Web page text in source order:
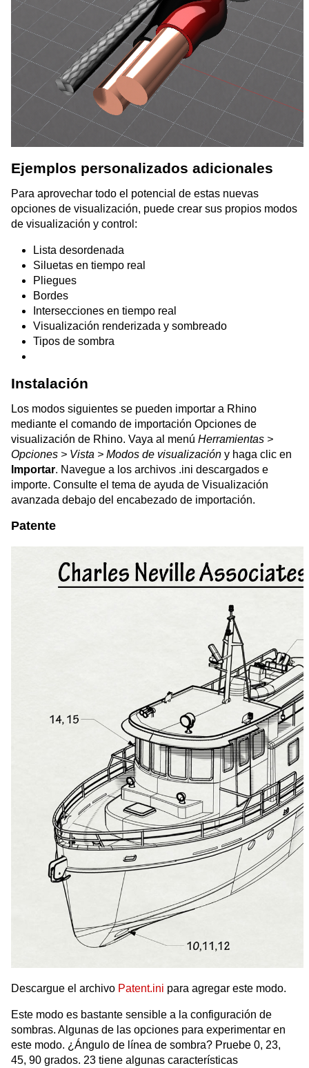
Ejemplos personalizados adicionales
Para aprovechar todo el potencial de estas nuevas
opciones de visualización, puede crear sus propios modos
de visualización y control:
Lista desordenada
Siluetas en tiempo real
Pliegues
Bordes
Intersecciones en tiempo real
Visualización renderizada y sombreado
Tipos de sombra
Instalación
Los modos siguientes se pueden importar a Rhino
mediante el comando de importación Opciones de
visualización de Rhino. Vaya al menú Herramientas >
Opciones > Vista > Modos de visualización y haga clic en
Importar. Navegue a los archivos .ini descargados e
importe. Consulte el tema de ayuda de Visualización
avanzada debajo del encabezado de importación.
Patente
Descargue el archivo Patent.ini para agregar este modo.
Este modo es bastante sensible a la configuración de
sombras. Algunas de las opciones para experimentar en
este modo. ¿Ángulo de línea de sombra? Pruebe 0, 23,
45, 90 grados. 23 tiene algunas características